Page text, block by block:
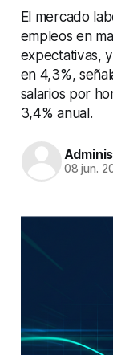
El mercado
empleos en
expectativas,
en 4,3%,
salarios por
3,4% anual.
08 jun.